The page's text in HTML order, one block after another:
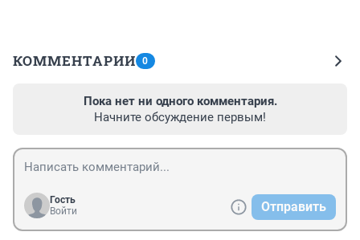
КОММЕНТАРИИ 0
Пока нет ни одного комментария.
Начните обсуждение первым!
Гость
Войти
Отправить